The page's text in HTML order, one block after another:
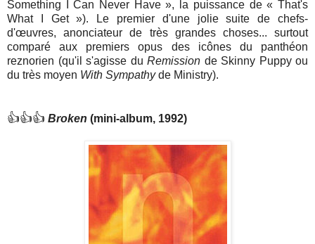
Something I Can Never Have », la puissance de « That's
What I Get »). Le premier d'une jolie suite de chefs-
d'œuvres, anonciateur de très grandes choses... surtout
comparé aux premiers opus des icônes du panthéon
reznorien (qu'il s'agisse du Remission de Skinny Puppy ou
du très moyen With Sympathyde Ministry).
👍👍👍 Broken (mini-album, 1992)